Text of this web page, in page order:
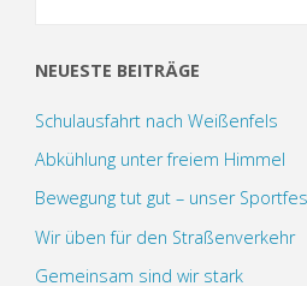
NEUESTE BEITRÄGE
Schulausfahrt nach Weißenfels
Abkühlung unter freiem Himmel
Bewegung tut gut – unser
Wir üben für den Straßenverkehr
Gemeinsam sind wir stark